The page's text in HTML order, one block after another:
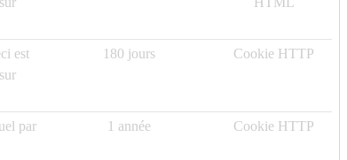
est
180 jours Cookie HTTP
par
1 année Cookie HTTP